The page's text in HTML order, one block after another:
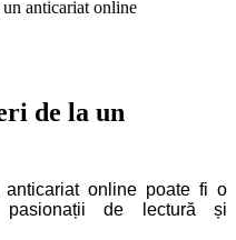
anticariat online
de la un
online poate fi o
pasionații de lectură și